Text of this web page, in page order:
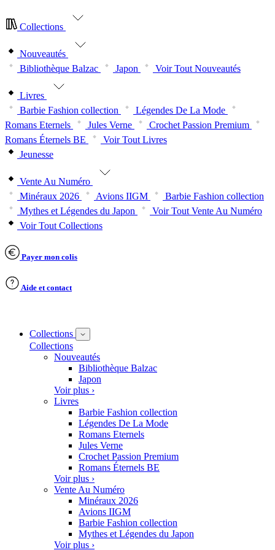
Collections
Nouveautés
Bibliothèque Balzac
Japon Voir Tout Nouveautés
Livres
Barbie Fashion collection
Légendes De La Mode
Romans Eternels
Jules Verne
Crochet Passion Premium
Romans Éternels BE
Voir Tout Livres
Jeunesse
Vente Au Numéro
Minéraux 2026
Avions IIGM
Barbie Fashion collection
Mythes et Légendes du Japon
Voir Tout Vente Au Numéro
Voir Tout Collections
Payer mon colis
Aide et contact
Collections
Collections
Nouveautés
Bibliothèque Balzac
Japon
Voir plus ›
Livres
Barbie Fashion collection
Légendes De La Mode
Romans Eternels
Jules Verne
Crochet Passion Premium
Romans Éternels BE
Voir plus ›
Vente Au Numéro
Minéraux 2026
Avions IIGM
Barbie Fashion collection
Mythes et Légendes du Japon
Voir plus ›